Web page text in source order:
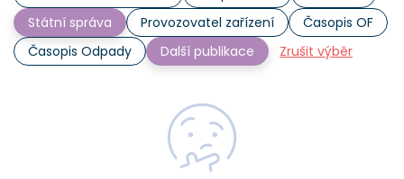
Státní správa
Provozovatel zařízení
Časopis OF
Časopis Odpady
Další publikace Zrušit výběr